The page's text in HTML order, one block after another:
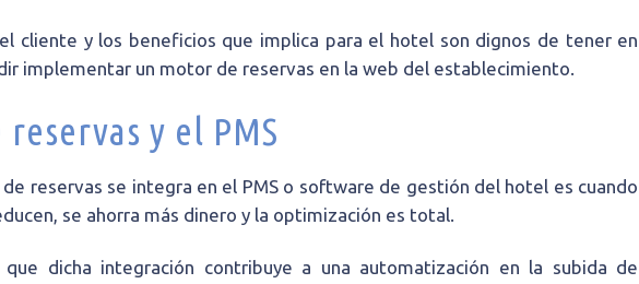
cliente y los beneficios que implica para el hotel son dignos de tener en
implementar un motor de reservas en la web del establecimiento.
y el PMS
reservas se integra en el PMS o software de gestión del hotel es cuando
se ahorra más dinero y la optimización es total.
dicha integración contribuye a una automatización en la subida de